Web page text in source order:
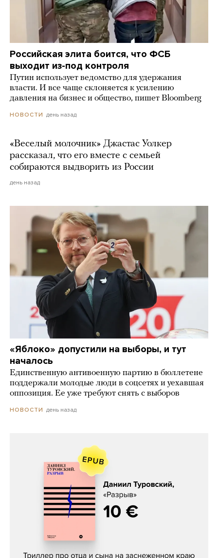
Российская элита боится, что ФСБ
выходит из-под контроля
Путин использует ведомство для удержания
власти. И все чаще склоняется к усилению
давления на бизнес и общество, пишет Bloomberg
НОВОСТИ день назад
«Веселый молочник» Джастас Уолкер
рассказал, что его вместе с семьей
собираются выдворить из России
день назад
«Яблоко» допустили на выборы, и тут
началось
Единственную антивоенную партию в бюллетене
поддержали молодые люди в соцсетях и уехавшая
оппозиция. Ее уже требуют снять с выборов
НОВОСТИ день назад
Даниил Туровский, «Разрыв»